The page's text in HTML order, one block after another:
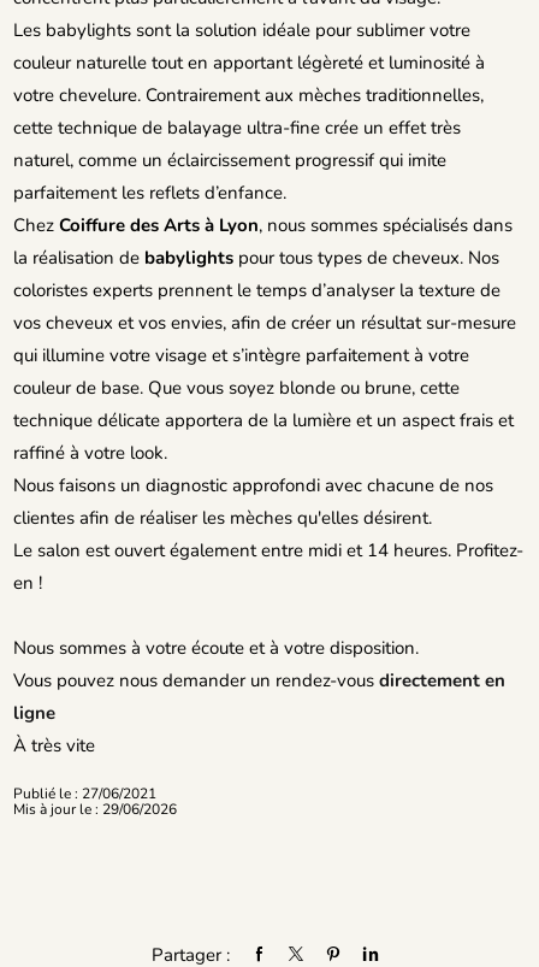
Les babylights sont la solution idéale pour sublimer votre
couleur naturelle tout en apportant légèreté et luminosité à
votre chevelure. Contrairement aux mèches traditionnelles,
cette technique de balayage ultra-fine crée un effet très
naturel, comme un éclaircissement progressif qui imite
parfaitement les reflets d’enfance.
ChezCoiffure des Arts à Lyon, nous sommes spécialisés dans
la réalisation de babylights pour tous types de cheveux. Nos
coloristes experts prennent le temps d’analyser la texture de
vos cheveux et vos envies, afin de créer un résultat sur-mesure
qui illumine votre visage et s’intègre parfaitement à votre
couleur de base. Que vous soyez blonde ou brune, cette
technique délicate apportera de la lumière et un aspect frais et
raffiné à votre look.
Nous faisons un diagnostic approfondi avec chacune de nos
clientes afin de réaliser les mèches qu'elles désirent.
Le salon est ouvert également entre midi et 14 heures. Profitez-
en !
Nous sommes à votre écoute et à votre disposition.
Vous pouvez nous demander un rendez-vousdirectement en
ligne
À très vite
Publié le : 27/06/2021
Mis à jour le : 29/06/2026
Partager :